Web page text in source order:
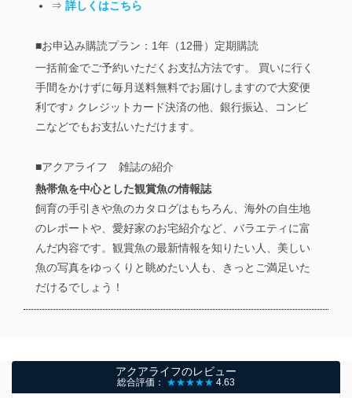
⇒ 詳しくはこちら
■お申込み購読プラン：1年（12冊）定期購読
一括前金でご予約いただくお支払方法です。
買いに行く
手間をかけずに毎月送料無料でお届けしますので大変便
利です♪ クレジットカード決済の他、銀行振込、コンビ
ニなどでもお支払いただけます。
■アクアライフ 雑誌の紹介
熱帯魚を中心とした観賞魚の情報誌
飼育の手引きや魚のカタログはもちろん、海外の自生地
のレポートや、愛好家のお宅紹介など、バラエティに富
んだ内容です。観賞魚の最新情報を知りたい人、美しい
魚の写真をゆっくりと眺めたい人も、きっとご満足いた
だけるでしょう！
アクアライフのレビュー
総合評価： ★★★★★ 4.63